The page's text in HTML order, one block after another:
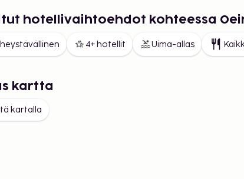
hotellivaihtoehdot kohteessa
4+ hotellit Uima-allas
kartta
kartalla